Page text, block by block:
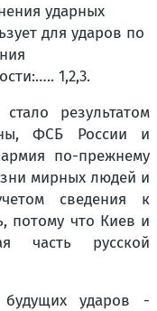
ударных
для ударов по
1,2,3.
результатом
ФСБ России и
по-прежнему
мирных людей и
сведения к
потому что Киев и
часть русской
будущих ударов -